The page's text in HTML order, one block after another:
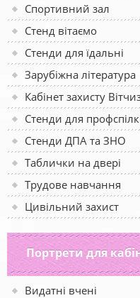
Спортивний зал
Стенд вітаємо
Стенди для їдальні
Зарубіжна література
Кабінет захисту
Стенди для
Стенди ДПА та ЗНО
Таблички на двері
Трудове навчання
Цивільний захист
Портрети для
Видатні вчені